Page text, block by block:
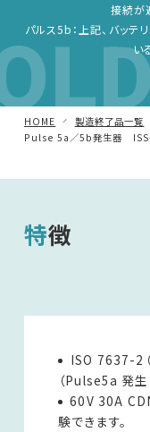
接続が
パルス5b：上記、バッ
い
HOME 製造終了品一覧
Pulse 5a／5b発生器
特徴
ISO 7637-2（2004年版）規格に準拠した試験
（Pulse5a 発生
60V 30A CDNを内蔵し、スタンドアローンで試
験できます。